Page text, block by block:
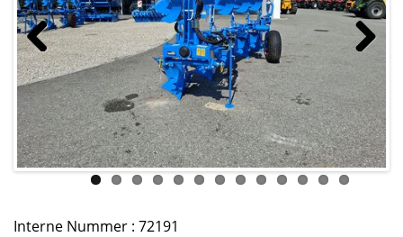
Previous Next
Interne Nummer : 72191